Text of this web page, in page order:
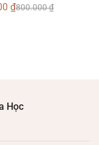
800.000₫
₫
Học